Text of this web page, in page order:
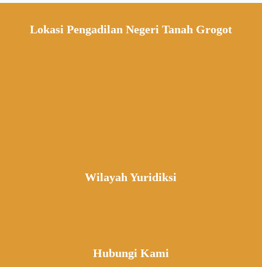
Lokasi Pengadilan Negeri Tanah Grogot
Wilayah Yuridiksi
Hubungi Kami